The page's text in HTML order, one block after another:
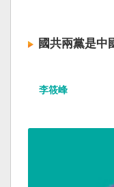
國共兩黨是中
李筱峰